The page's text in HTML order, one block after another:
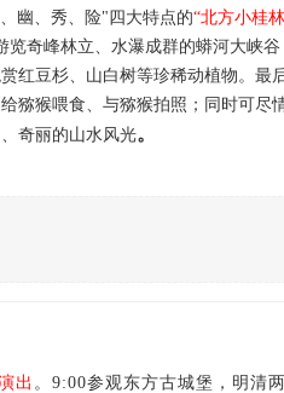
幽、秀、 险" 四大特点的“北方小桂
览奇峰林立、水瀑成群的蟒河大峡
红豆杉、山白树等珍稀动植物。
猕猴喂食、与猕猴拍照；同时可尽
奇丽的山水风光。
出 。9:00参观东方古城堡，明清